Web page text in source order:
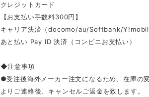
クレジットカード
【お支払い手数料300円】
キャリア決済（docomo/au/Softbank/
あと払い Pay ID 決済（コンビニお支払い）
◆注意事項
●受注後海外メーカー注文になるため、在庫の
よりご連絡後、キャンセルご返金を致します。